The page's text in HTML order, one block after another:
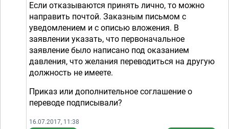
Если отказываются принять лично, то можно
направить почтой. Заказным письмом с
уведомлением и с описью вложения. В
заявлении указать, что первоначальное
заявление было написано под оказанием
давления, что желания переводиться на другую
должность не имеете.
Приказ или дополнительное соглашение о
переводе подписывали?
16.07.2017, 11:38